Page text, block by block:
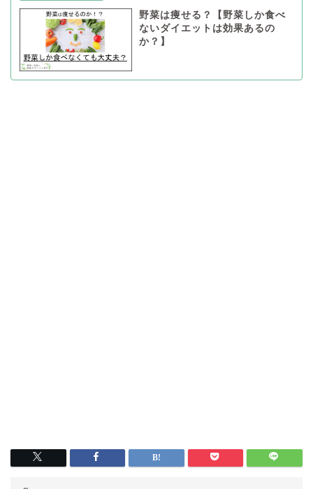
野菜は痩せる？【野菜しか食べ
ないダイエットは効果あるの
か？】